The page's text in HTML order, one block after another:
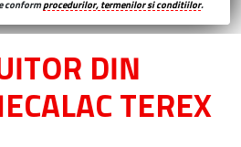
conformprocedurilor, termenilor si conditiilor.
DIN
TEREX